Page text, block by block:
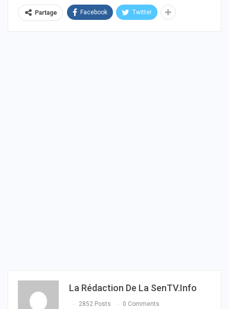
Partage Facebook Twitter
La Rédaction De La SenTV.info
2852 Posts 0 Comments